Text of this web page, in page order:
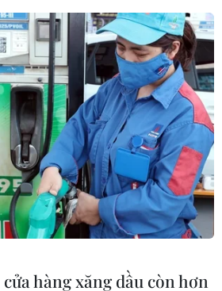
mạc. (Ảnh: Doãn Tấn/TTXVN)
hàng xăng dầu còn hơn